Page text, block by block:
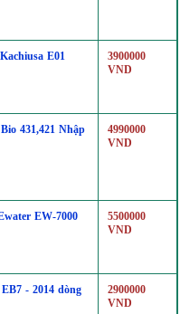
E01
3900000
VND
431,421 Nhập
4990000
VND
EW-7000
5500000
VND
- 2014 dòng
2900000
VND